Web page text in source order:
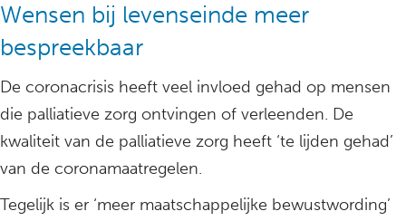
Wensen bij levenseinde meer
bespreekbaar
De coronacrisis heeft veel invloed gehad op mensen
die palliatieve zorg ontvingen of verleenden. De
kwaliteit van de palliatieve zorg heeft ‘te lijden gehad’
van de coronamaatregelen.
Tegelijk is er ‘meer maatschappelijke bewustwording’